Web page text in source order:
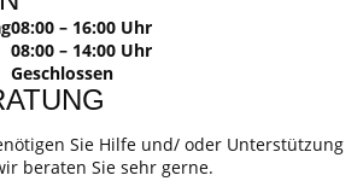
08:00 – 16:00 Uhr
08:00 – 14:00 Uhr
Geschlossen
Sie Hilfe und/ oder Unterstützung
beraten Sie sehr gerne.